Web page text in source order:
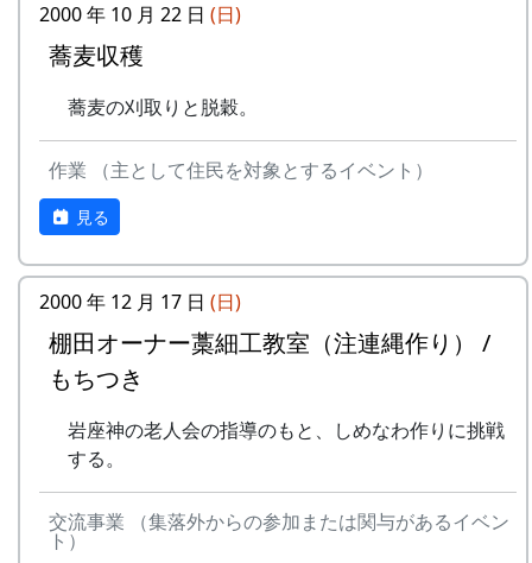
2000 年 10 月 22 日 (日)
蕎麦収穫
蕎麦の刈取りと脱穀。
作業 （主として住民を対象とするイベント）
見る
2000 年 12 月 17 日 (日)
棚田オーナー藁細工教室（注連縄作り） /
もちつき
岩座神の老人会の指導のもと、しめなわ作りに挑戦
する。
交流事業 （集落外からの参加または関与があるイベン
ト）